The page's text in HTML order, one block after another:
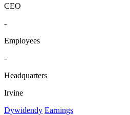
CEO
-
Employees
-
Headquarters
Irvine
Dywidendy Earnings